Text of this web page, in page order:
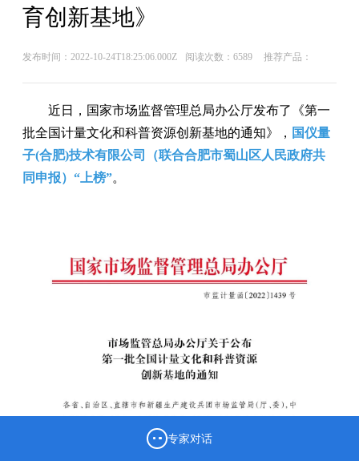
育创新基地》
发布时间：2022-10-24T18:25:06.000Z 阅读次数：6589 推荐产品：
近日，国家市场监督管理总局办公厅发布了《第一
批全国计量文化和科普资源创新基地的通知》， 国仪量
子(合肥)技术有限公司（联合合肥市蜀山区人民政府共
同申报）“上榜”。
专家对话